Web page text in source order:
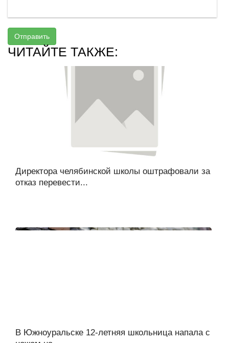
Отправить
ЧИТАЙТЕ ТАКЖЕ:
Директора челябинской школы оштрафовали за
отказ перевести...
В Южноуральске 12-летняя школьница напала с